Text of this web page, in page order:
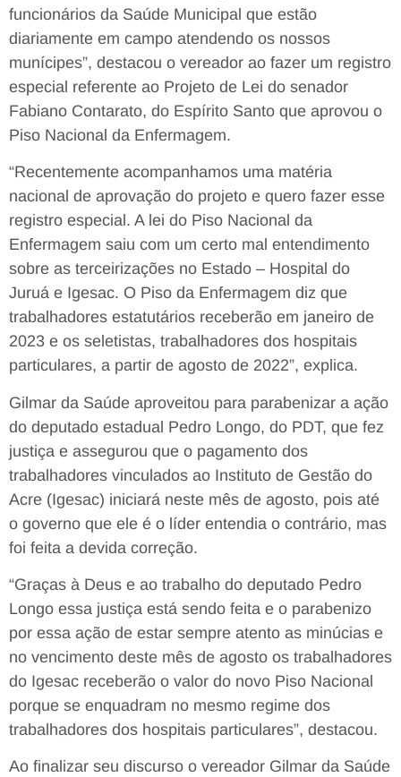
funcionários da Saúde Municipal que estão
diariamente em campo atendendo os nossos
munícipes”, destacou o vereador ao fazer um registro
especial referente ao Projeto de Lei do senador
Fabiano Contarato, do Espírito Santo que aprovou o
Piso Nacional da Enfermagem.
“Recentemente acompanhamos uma matéria
nacional de aprovação do projeto e quero fazer esse
registro especial. A lei do Piso Nacional da
Enfermagem saiu com um certo mal entendimento
sobre as terceirizações no Estado – Hospital do
Juruá e Igesac. O Piso da Enfermagem diz que
trabalhadores estatutários receberão em janeiro de
2023 e os seletistas, trabalhadores dos hospitais
particulares, a partir de agosto de 2022”, explica.
Gilmar da Saúde aproveitou para parabenizar a ação
do deputado estadual Pedro Longo, do PDT, que fez
justiça e assegurou que o pagamento dos
trabalhadores vinculados ao Instituto de Gestão do
Acre (Igesac) iniciará neste mês de agosto, pois até
o governo que ele é o líder entendia o contrário, mas
foi feita a devida correção.
“Graças à Deus e ao trabalho do deputado Pedro
Longo essa justiça está sendo feita e o parabenizo
por essa ação de estar sempre atento as minúcias e
no vencimento deste mês de agosto os trabalhadores
do Igesac receberão o valor do novo Piso Nacional
porque se enquadram no mesmo regime dos
trabalhadores dos hospitais particulares”, destacou.
Ao finalizar seu discurso o vereador Gilmar da Saúde